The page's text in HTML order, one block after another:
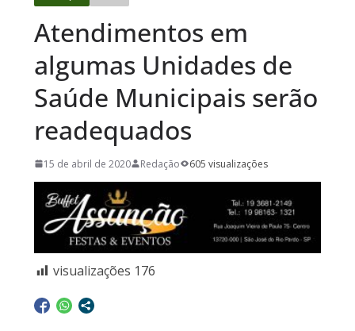
Atendimentos em
algumas Unidades de
Saúde Municipais serão
readequados
15 de abril de 2020 Redação 605 visualizações
visualizações 176